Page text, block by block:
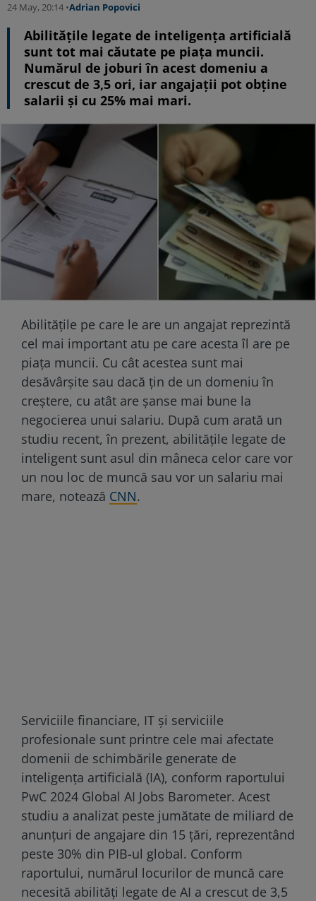
24 May, 20:14 •Adrian Popovici
Abilitățile legate de inteligența artificială
sunt tot mai căutate pe piața muncii.
Numărul de joburi în acest domeniu a
crescut de 3,5 ori, iar angajații pot obține
salarii și cu 25% mai mari.
Abilitățile pe care le are un angajat reprezintă
cel mai important atu pe care acesta îl are pe
piața muncii. Cu cât acestea sunt mai
desăvârșite sau dacă țin de un domeniu în
creștere, cu atât are șanse mai bune la
negocierea unui salariu. După cum arată un
studiu recent, în prezent, abilitățile legate de
inteligent sunt asul din mâneca celor care vor
un nou loc de muncă sau vor un salariu mai
mare, notează CNN.
Serviciile financiare, IT și serviciile
profesionale sunt printre cele mai afectate
domenii de schimbările generate de
inteligența artificială (IA), conform raportului
PwC 2024 Global AI Jobs Barometer. Acest
studiu a analizat peste jumătate de miliard de
anunțuri de angajare din 15 țări, reprezentând
peste 30% din PIB-ul global. Conform
raportului, numărul locurilor de muncă care
necesită abilități legate de AI a crescut de 3,5